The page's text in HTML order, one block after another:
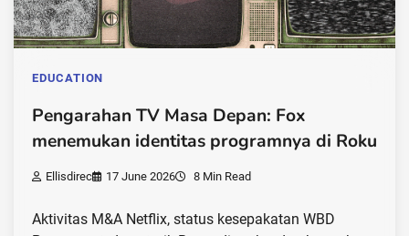
EDUCATION
Pengarahan TV Masa Depan: Fox
menemukan identitas programnya di Roku
Ellisdirec 17 June 2026 8 Min Read
Aktivitas M&A Netflix, status kesepakatan WBD